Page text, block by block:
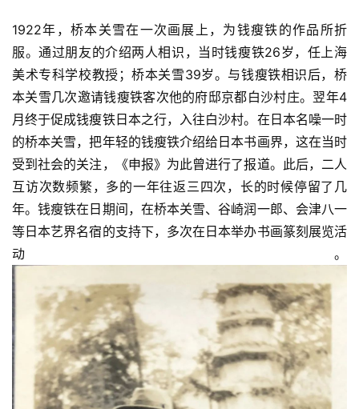
1922年，桥本关雪在一次画展上，为钱瘦铁的作品所折
服。通过朋友的介绍两人相识，当时钱瘦铁26岁，任上海
美术专科学校教授；桥本关雪39岁。与钱瘦铁相识后，桥
本关雪几次邀请钱瘦铁客次他的府邸京都白沙村庄。翌年4
月终于促成钱瘦铁日本之行，入往白沙村。在日本名噪一时
的桥本关雪，把年轻的钱瘦铁介绍给日本书画界，这在当时
受到社会的关注，《申报》为此曾进行了报道。此后，二人
互访次数频繁，多的一年往返三四次，长的时候停留了几
年。钱瘦铁在日期间，在桥本关雪、谷崎润一郎、会津八一
等日本艺界名宿的支持下，多次在日本举办书画篆刻展览活
动。